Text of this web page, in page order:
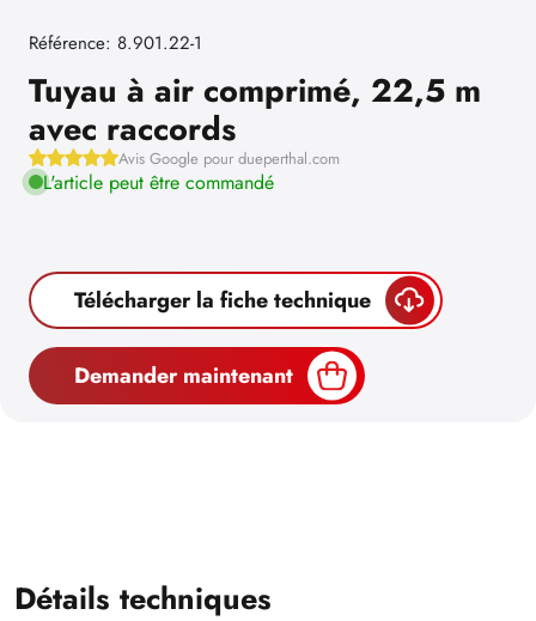
Référence: 8.901.22-1
Tuyau à air comprimé, 22,5 m
avec raccords
Avis Google pour dueperthal.com
L'article peut être commandé
Télécharger la fiche technique
Demander maintenant
Détails techniques